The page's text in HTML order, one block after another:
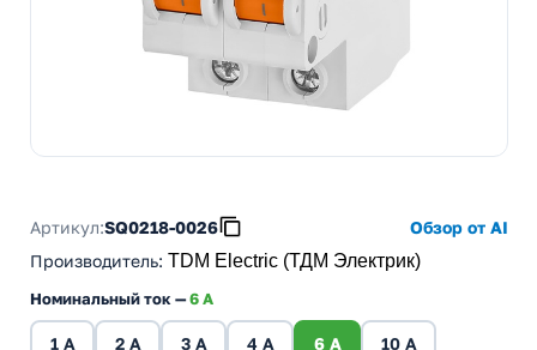
Артикул:SQ0218-0026
Обзор от AI
Производитель: TDM Electric (ТДМ Электрик)
Номинальный ток —6 A
1 A 2 A 3 A 4 A 6 A 10 A